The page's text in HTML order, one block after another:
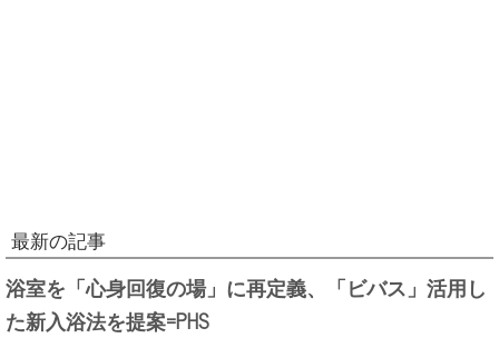
最新の記事
浴室を「心身回復の場」に再定義、「ビバス」活用し
た新入浴法を提案=PHS